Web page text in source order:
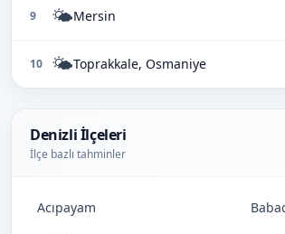
9 🌤️Mersin
10 🌤️Toprakkale, Osmaniye
Denizli İlçeleri
İlçe bazlı tahminler
Acıpayam